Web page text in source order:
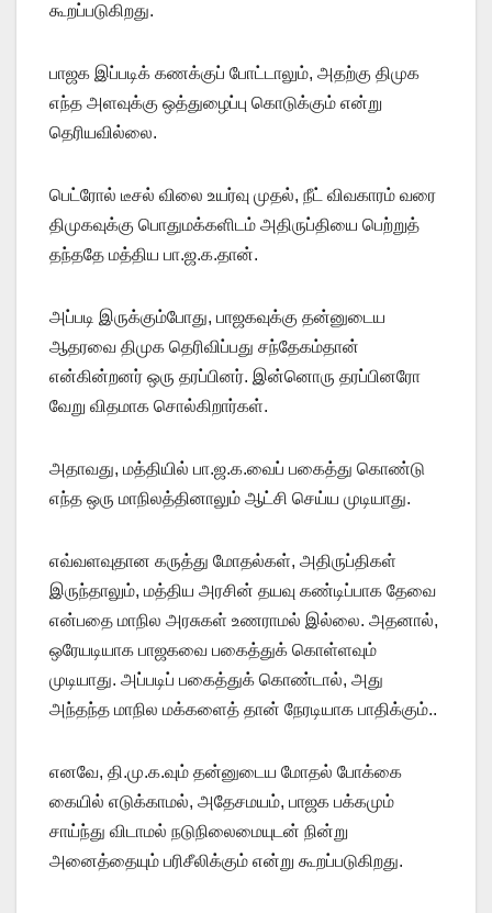
கூறப்படுகிறது.
பாஜக இப்படிக் கணக்குப் போட்டாலும், அதற்கு திமுக
எந்த அளவுக்கு ஒத்துழைப்பு கொடுக்கும் என்று
தெரியவில்லை.
பெட்ரோல் டீசல் விலை உயர்வு முதல், நீட் விவகாரம் வரை
திமுகவுக்கு பொதுமக்களிடம் அதிருப்தியை பெற்றுத்
தந்ததே மத்திய பா.ஜ.க.தான்.
அப்படி இருக்கும்போது, பாஜகவுக்கு தன்னுடைய
ஆதரவை திமுக தெரிவிப்பது சந்தேகம்தான்
என்கின்றனர் ஒரு தரப்பினர். இன்னொரு தரப்பினரோ
வேறு விதமாக சொல்கிறார்கள்.
அதாவது, மத்தியில் பா.ஜ.க.வைப் பகைத்து கொண்டு
எந்த ஒரு மாநிலத்தினாலும் ஆட்சி செய்ய முடியாது.
எவ்வளவுதான கருத்து மோதல்கள், அதிருப்திகள்
இருந்தாலும், மத்திய அரசின் தயவு கண்டிப்பாக தேவை
என்பதை மாநில அரசுகள் உணராமல் இல்லை. அதனால்,
ஒரேயடியாக பாஜகவை பகைத்துக் கொள்ளவும்
முடியாது. அப்படிப் பகைத்துக் கொண்டால், அது
அந்தந்த மாநில மக்களைத் தான் நேரடியாக பாதிக்கும்..
எனவே, தி.மு.க.வும் தன்னுடைய மோதல் போக்கை
கையில் எடுக்காமல், அதேசமயம், பாஜக பக்கமும்
சாய்ந்து விடாமல் நடுநிலைமையுடன் நின்று
அனைத்தையும் பரிசீலிக்கும் என்று கூறப்படுகிறது.